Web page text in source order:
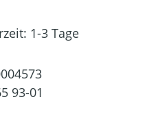
1-3 Tage
93-01